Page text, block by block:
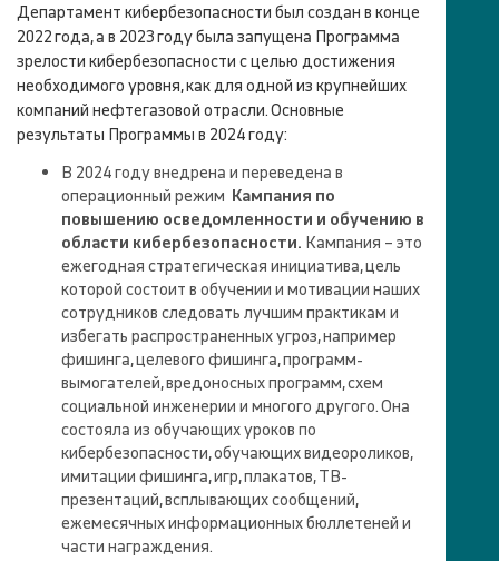
Департамент кибербезопасности был создан в конце
2022 года, а в 2023 году была запущена Программа
зрелости кибербезопасности с целью достижения
необходимого уровня, как для одной из крупнейших
компаний нефтегазовой отрасли. Основные
результаты Программы в 2024 году:
В 2024 году внедрена и переведена в
операционный режим Кампания по
повышению осведомленности и обучению в
области кибербезопасности. Кампания – это
ежегодная стратегическая инициатива, цель
которой состоит в обучении и мотивации наших
сотрудников следовать лучшим практикам и
избегать распространенных угроз, например
фишинга, целевого фишинга, программ-
вымогателей, вредоносных программ, схем
социальной инженерии и многого другого. Она
состояла из обучающих уроков по
кибербезопасности, обучающих видеороликов,
имитации фишинга, игр, плакатов, ТВ-
презентаций, всплывающих сообщений,
ежемесячных информационных бюллетеней и
части награждения.